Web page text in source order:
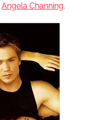
Angela Channing.